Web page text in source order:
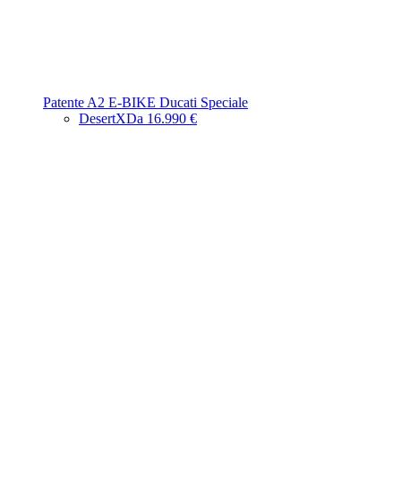
Patente A2 E-BIKE Ducati Speciale
DesertXDa 16.990 €